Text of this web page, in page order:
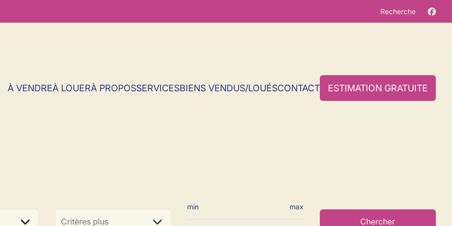
Recherche
À VENDREÀ LOUERÀ PROPOSSERVICESBIENS VENDUS/LOUÉSCONTACT ESTIMATION GRATUITE
à vendre en Sombreffe
Critères plus
min max
Chercher